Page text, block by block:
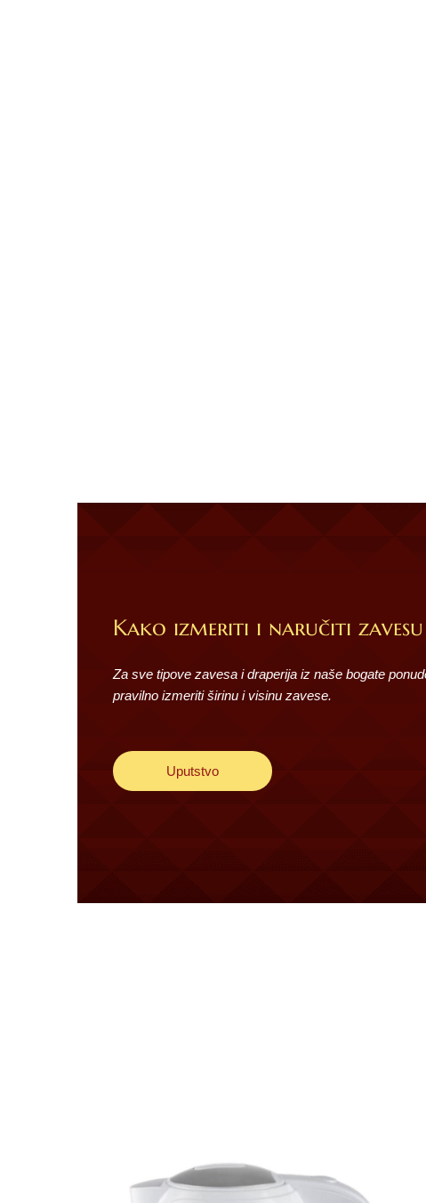
Kako izmeriti i naručiti
Za sve tipove zavesa i draperija iz naše bogate
pravilno izmeriti širinu i visinu zavese.
Uputstvo